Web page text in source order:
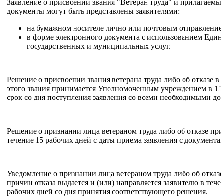
Заявление о присвоении звания "Ветеран труда" и
документы могут быть представлены заявителями:
на бумажном носителе лично или почтовым
в форме электронного документа с использованием
государственных и муниципальных услуг.
Решение о присвоении звания ветерана труда либо об отказе
этого звания принимается Уполномоченным учреждением в
срок со дня поступления заявления со всеми необходимыми
Решение о признании лица ветераном труда либо об отказе
течение 15 рабочих дней с даты приема заявления с
Уведомление о признании лица ветераном труда либо об
причин отказа выдается и (или) направляется заявителю в
рабочих дней со дня принятия соответствующего решения.